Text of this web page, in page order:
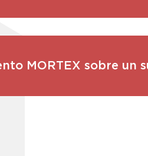
MORTEX sobre un